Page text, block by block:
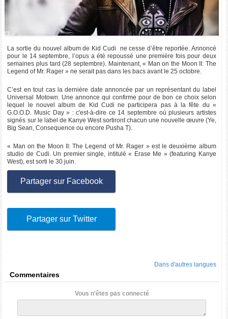
La sortie du nouvel album de Kid Cudi ne cesse d’être reportée. Annoncé
pour le 14 septembre, l’opus a été repoussé une première fois pour deux
semaines plus tard (28 septembre). Maintenant, « Man on the Moon II: The
Legend of Mr. Rager » ne serait pas dans les bacs avant le 25 octobre.
C’est en tout cas la dernière date annoncée par un représentant du label
Universal Motown. Une annonce qui confirme pour de bon ce choix selon
lequel le nouvel album de Kid Cudi ne participera pas à la fête du «
G.O.O.D. Music Day » : c'est-à-dire ce 14 septembre où plusieurs artistes
signés sur le label de Kanye West sortiront chacun une nouvelle œuvre (Ye,
Big Sean, Consequence ou encore Pusha T).
« Man on the Moon II: The Legend of Mr. Rager » est le deuxième album
studio de Cudi. Un premier single, intitulé « Erase Me » (featuring Kanye
West), est sorti le 30 juin.
Partager sur Facebook
Partager sur Twitter
Dans d'autres langues
Commentaires
Vous n'êtes pas connecté